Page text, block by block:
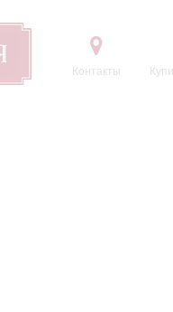
Контакты